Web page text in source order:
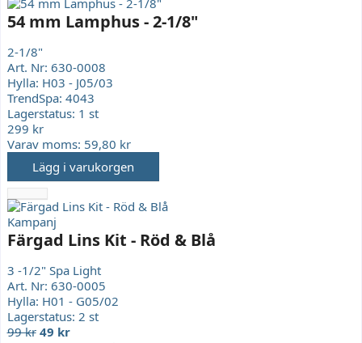
54 mm Lamphus - 2-1/8"
2-1/8"
Art. Nr: 630-0008
Hylla: H03 - J05/03
TrendSpa: 4043
Lagerstatus: 1 st
299 kr
Varav moms: 59,80 kr
Lägg i varukorgen
Kampanj
Färgad Lins Kit - Röd & Blå
3 -1/2" Spa Light
Art. Nr: 630-0005
Hylla: H01 - G05/02
Lagerstatus: 2 st
99 kr 49 kr